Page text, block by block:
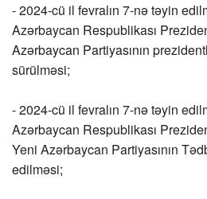
- 2024-cü il fevralın 7-nə təyin
Azərbaycan Respublikası
Azərbaycan Partiyasının
sürülməsi;
- 2024-cü il fevralın 7-nə təyin
Azərbaycan Respublikası
Yeni Azərbaycan Partiyasının
edilməsi;